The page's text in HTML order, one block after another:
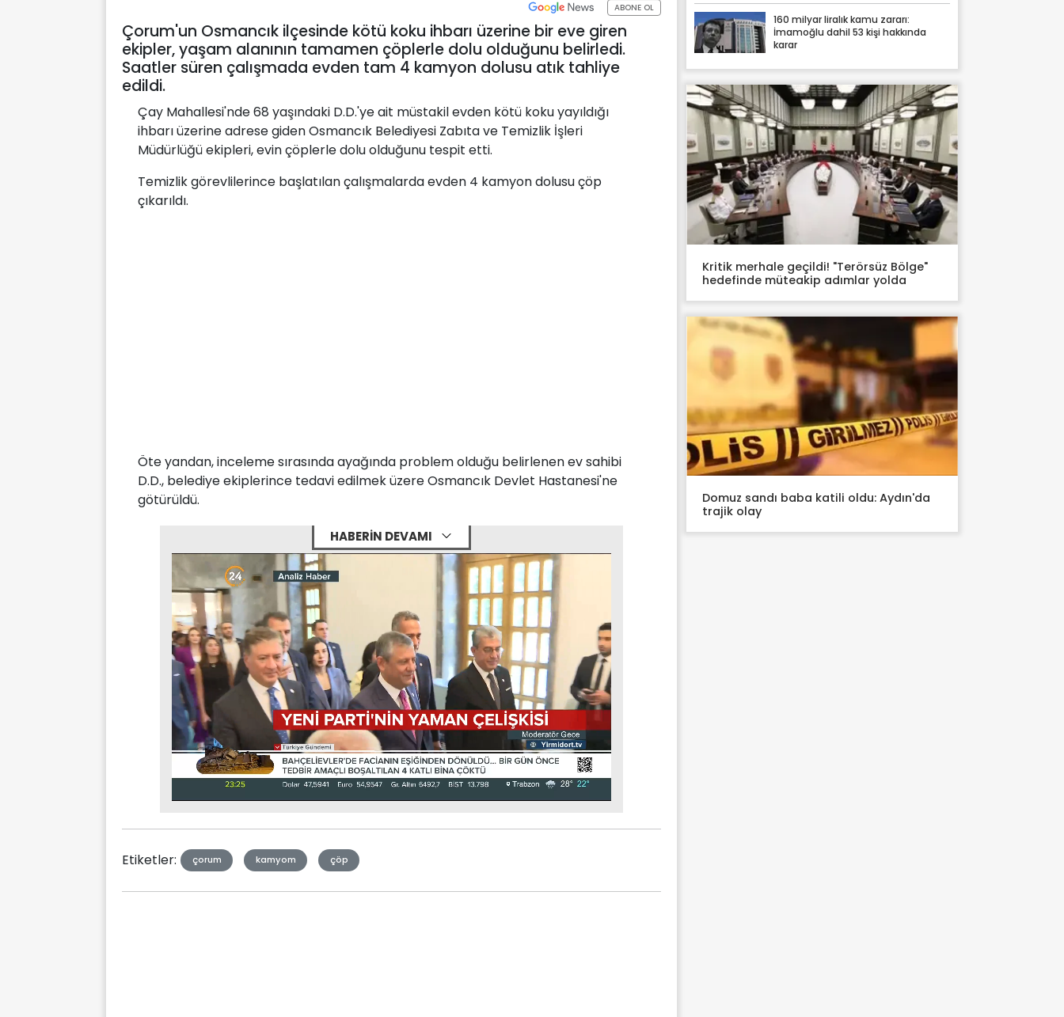
ABONE OL
Çorum'un Osmancık ilçesinde kötü koku ihbarı üzerine bir eve giren
ekipler, yaşam alanının tamamen çöplerle dolu olduğunu belirledi.
Saatler süren çalışmada evden tam 4 kamyon dolusu atık tahliye
edildi.
Çay Mahallesi'nde 68 yaşındaki D.D.'ye ait müstakil evden kötü koku yayıldığı
ihbarı üzerine adrese giden Osmancık Belediyesi Zabıta ve Temizlik İşleri
Müdürlüğü ekipleri, evin çöplerle dolu olduğunu tespit etti.
Temizlik görevlilerince başlatılan çalışmalarda evden 4 kamyon dolusu çöp
çıkarıldı.
Öte yandan, inceleme sırasında ayağında problem olduğu belirlenen ev sahibi
D.D., belediye ekiplerince tedavi edilmek üzere Osmancık Devlet Hastanesi'ne
götürüldü.
HABERİN DEVAMI
Stream
Etiketler: çorum kamyom çöp
160 milyar liralık kamu zararı:
İmamoğlu dahil 53 kişi hakkında
karar
Kritik merhale geçildi! "Terörsüz Bölge"
hedefinde müteakip adımlar yolda
Domuz sandı baba katili oldu: Aydın'da
trajik olay